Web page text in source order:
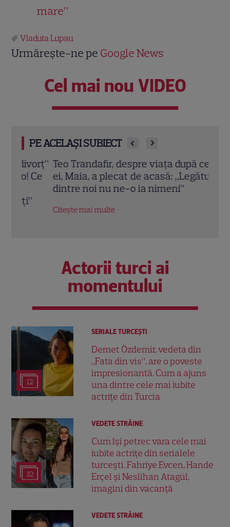
mare”
Vladuta Lupau
Urmărește-ne pe Google News
Cel mai nou VIDEO
PE ACELAȘI SUBIECT
Teo Trandafir, despre viața după ce fiica
ei, Maia, a plecat de acasă: „Legătura
dintre noi nu ne-o ia nimeni”
Citește mai multe
Actorii turci ai
momentului
12
SERIALE TURCEŞTI
Demet Özdemir, vedeta din
„Fata din vis”, are o poveste
impresionantă. Cum a ajuns
una dintre cele mai iubite
actrițe din Turcia
32
VEDETE STRĂINE
Cum își petrec vara cele mai
iubite actrițe din serialele
turcești. Fahriye Evcen, Hande
Erçel și Neslihan Atagül,
imagini din vacanță
VEDETE STRĂINE